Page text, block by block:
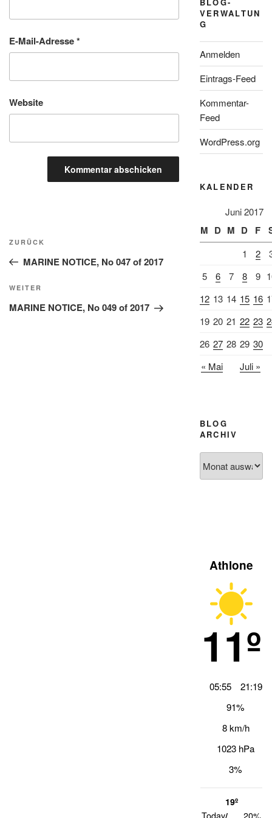
E-Mail-Adresse*
Website
Beitragsnavigation
Vorheriger
Beitrag
ZURÜCK
MARINE NOTICE, No 047 of 2017
Nächster
Beitrag
WEITER
MARINE NOTICE, No 049 of 2017
VERWALTUN
G
Anmelden
Eintrags-Feed
Kommentar-
Feed
WordPress.org
KALENDER
Juni 2017
M D M D F
1 2
5
6 7 8 9
12 13 14 15 16
19 20 21 22 23
26 27 28 29 30
« Mai
Juli »
BLOG
ARCHIV
Archiv
Athlone
11º
05:55
21:19
91%
8 km/h
1023 hPa
3%
19º